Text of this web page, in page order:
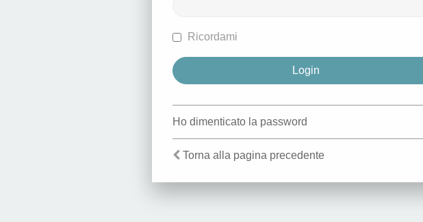
Ricordami
Ho dimenticato la password
Torna alla pagina precedente